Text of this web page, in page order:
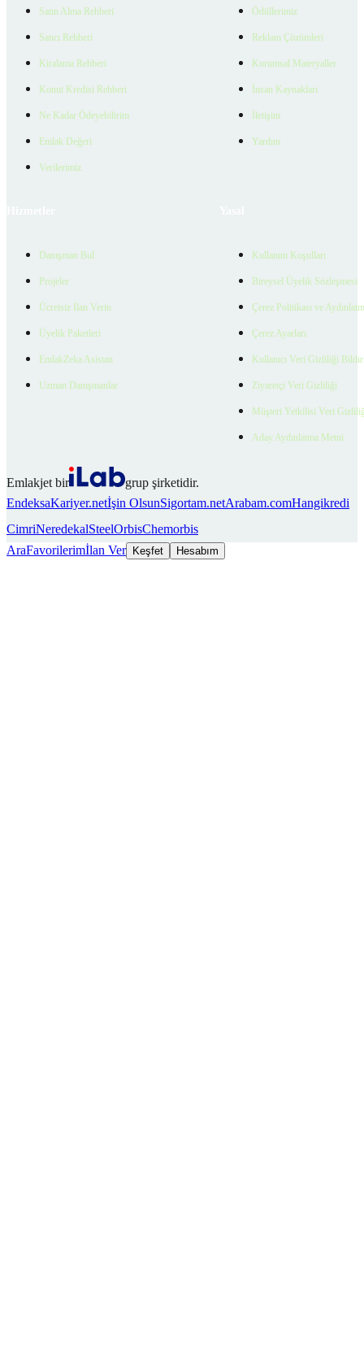
Satın Alma Rehberi
Satıcı Rehberi
Kiralama Rehberi
Konut Kredisi Rehberi
Ne Kadar Ödeyebilirim
Emlak Değeri
Verilerimiz
Ödüllerimiz
Reklam Çözümleri
Kurumsal Materyaller
İnsan Kaynakları
İletişim
Yardım
Danışman Bul
Projeler
Ücretsiz İlan Verin
Üyelik Paketleri
EmlakZeka Asistan
Uzman Danışmanlar
Kullanım Koşulları
Bireysel Üyelik Sözleşmesi
Çerez Politikası ve
Çerez Ayarları
Kullanıcı Veri Gizliliği
Ziyaretçi Veri Gizliliği
Müşteri Yetkilisi Veri
Aday Aydınlatma Metni
Emlakjet bir
grup şirketidir.
EndeksaKariyer.netİşin OlsunSigortam.netArabam.comHangikredi
CimriNeredekalSteelOrbisChemorbis
AraFavorilerimİlan Ver Keşfet Hesabım